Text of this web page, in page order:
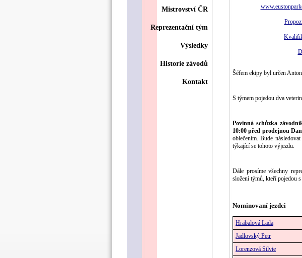
Mistrovství ČR
Reprezentační tým
Výsledky
Historie závodů
Kontakt
Šéfem ekipy byl určen
S týmem pojedou dva
Povinná schůzka
10:00 před prodejnou
oblečením. Bude
týkající se tohoto výjezdu.
Dále prosíme všechny
složení týmů, kteří pojedou
Nominovaní jezdci
Hrabalová Lada
Jadlovský Petr
Lorenzová Silvie